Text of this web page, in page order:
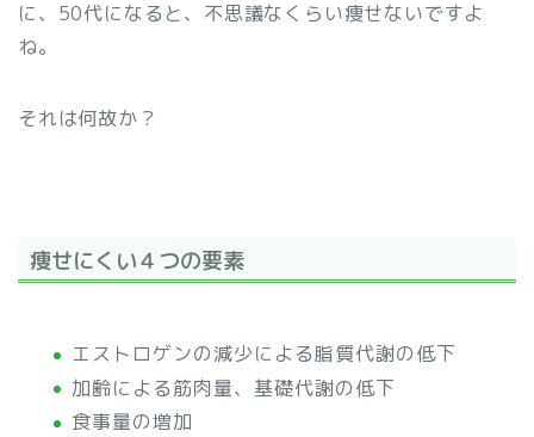
に、50代になると、不思議なくらい痩せないですよ
ね。
それは何故か？
痩せにくい４つの要素
エストロゲンの減少による脂質代謝の低下
加齢による筋肉量、基礎代謝の低下
食事量の増加